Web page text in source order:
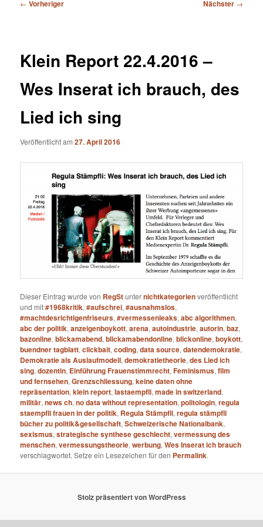
← Vorheriger Nächster →
Klein Report 22.4.2016 –
Wes Inserat ich brauch, des
Lied ich sing
Veröffentlicht am27. April 2016
Dieser Eintrag wurde von RegStunternichtkategorienveröffentlicht
und mit#1968kritik,#aufschrei,#ausnahmslos,
#machtdesrichtigenfriseurs,#vermessenleaks,abc algorithmen,
abc der politik,anzeigenboykott,arena,autoindustrie,autorin,baz,
bazonline,blickamabend,blickamabendonline,blickonline,boykott,
buendner tagblatt,clickbait,coding,data source,datendemokratie,
Demokratie als Auslaufmodell,demokratietheorie,des Lied ich
sing,dozentin, Einführung Frauenstimmrecht,Feminismus,film
und fernsehen,Grenzschliessung,keine daten ohne
repräsentation,klein report,lastaempfli,made in switzerland,
militär,news ch,no data without representation,politologin,regula
staempfli frauen in der politik, Regula Stämpfli,regula stämpfli
bücher zu politik&gesellschaft,Schweizerische Nationalbank,
sexismus,strategische synthese geschlecht,vermessung des
menschen,vermessungstheorie,werbung,Wes Inserat ich brauch
verschlagwortet. Setze ein Lesezeichen für den Permalink.
Stolz präsentiert von WordPress